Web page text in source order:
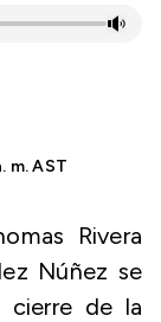
m. AST
Rivera
Núñez se
cierre de la